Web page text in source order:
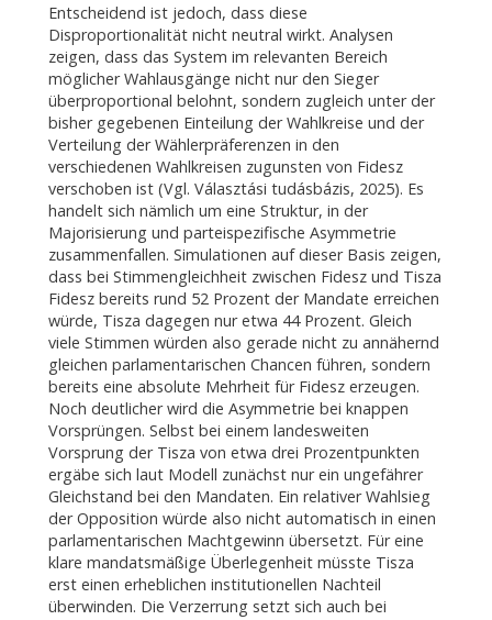
Entscheidend ist jedoch, dass diese
Disproportionalität nicht neutral wirkt. Analysen
zeigen, dass das System im relevanten Bereich
möglicher Wahlausgänge nicht nur den Sieger
überproportional belohnt, sondern zugleich unter der
bisher gegebenen Einteilung der Wahlkreise und der
Verteilung der Wählerpräferenzen in den
verschiedenen Wahlkreisen zugunsten von Fidesz
verschoben ist (Vgl. Választási tudásbázis, 2025). Es
handelt sich nämlich um eine Struktur, in der
Majorisierung und parteispezifische Asymmetrie
zusammenfallen. Simulationen auf dieser Basis zeigen,
dass bei Stimmengleichheit zwischen Fidesz und Tisza
Fidesz bereits rund 52 Prozent der Mandate erreichen
würde, Tisza dagegen nur etwa 44 Prozent. Gleich
viele Stimmen würden also gerade nicht zu annähernd
gleichen parlamentarischen Chancen führen, sondern
bereits eine absolute Mehrheit für Fidesz erzeugen.
Noch deutlicher wird die Asymmetrie bei knappen
Vorsprüngen. Selbst bei einem landesweiten
Vorsprung der Tisza von etwa drei Prozentpunkten
ergäbe sich laut Modell zunächst nur ein ungefährer
Gleichstand bei den Mandaten. Ein relativer Wahlsieg
der Opposition würde also nicht automatisch in einen
parlamentarischen Machtgewinn übersetzt. Für eine
klare mandatsmäßige Überlegenheit müsste Tisza
erst einen erheblichen institutionellen Nachteil
überwinden. Die Verzerrung setzt sich auch bei